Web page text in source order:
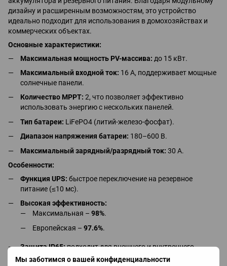
Мы заботимся о вашей конфиденциальности
дизайну и расширенным возможностям, это устройство
идеально подходит для использования в домохозяйствах и
коммерческих объектах.
Основные характеристики:
Максимальная мощность PV-массива: до 15 кВт.
Максимальный входной ток: 16 А, поддерживает мощные
солнечные панели.
Количество MPPT: 2, что позволяет эффективно
использовать энергию с нескольких панелей.
Тип батареи: LiFePO4 (литий-железо-фосфат).
Диапазон напряжения батареи: 180–600 В.
Максимальный зарядный/разрядный ток: 30 А.
Особенности:
Функция UPS: быстрое переключение на резервное
питание (≤10 мс).
Высокая эффективность:
Максимальная – 98%.
Европейская – 97.6%.
Защита IP65:подходит для внешнего и внутреннего
монтажа.